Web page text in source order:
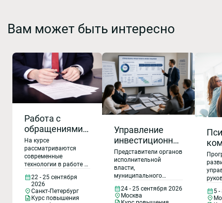
Вам может быть интересно
Работа с
обращениями
граждан:
современные
технологии и
повышение
эффективности
На курсе
рассматриваются
современные
технологии в работе с
граждан, расширение
каналов
коммуникаций,
22 - 25 сентября
2026
Санкт-Петербург
Курс повышения
Управление
инвестиционной
и проектной
деятельностью
в
муниципальном
образовании
Представители органов
исполнительной
власти,
муниципального
специалисты
институтов развития в
24 - 25 сентября 2026
Москва
5